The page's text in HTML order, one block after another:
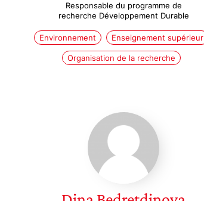
Responsable du programme de
recherche Développement Durable
Environnement Enseignement supérieur
Organisation de la recherche
Dina
Bedretdinova